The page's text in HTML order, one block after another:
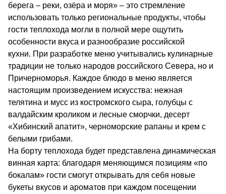
берега – реки, озёра и моря» – это стремление
использовать только региональные продукты, чтобы
гости теплохода могли в полной мере ощутить
особенности вкуса и разнообразие российской
кухни. При разработке меню учитывались кулинарные
традиции не только народов российского Севера, но и
Причерноморья. Каждое блюдо в меню является
настоящим произведением искусства: нежная
телятина и мусс из костромского сыра, голубцы с
валдайским кроликом и лесные сморчки, десерт
«Хибинский апатит», черноморские рапаны и крем с
белыми грибами.
На борту теплохода будет представлена динамическая
винная карта: благодаря меняющимся позициям «по
бокалам» гости смогут открывать для себя новые
букеты вкусов и ароматов при каждом посещении